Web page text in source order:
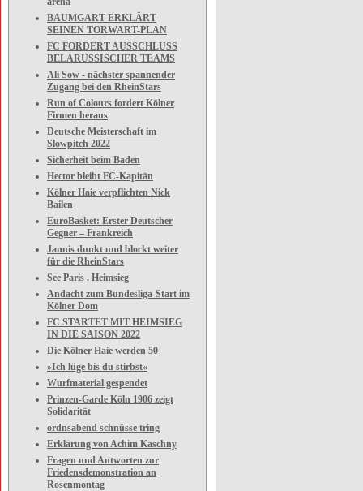
BAUMGART ERKLÄRT
SEINEN TORWART-PLAN
FC FORDERT AUSSCHLUSS
BELARUSSISCHER TEAMS
Ali Sow - nächster spannender
Zugang bei den RheinStars
Run of Colours fordert Kölner
Firmen heraus
Deutsche Meisterschaft im
Slowpitch 2022
Sicherheit beim Baden
Hector bleibt FC-Kapitän
Kölner Haie verpflichten Nick
Bailen
EuroBasket: Erster Deutscher
Gegner – Frankreich
Jannis dunkt und blockt weiter
für die RheinStars
See Paris . Heimsieg
Andacht zum Bundesliga-Start im
Kölner Dom
FC STARTET MIT HEIMSIEG
IN DIE SAISON 2022
Die Kölner Haie werden 50
»Ich lüge bis du stirbst«
Wurfmaterial gespendet
Prinzen-Garde Köln 1906 zeigt
Solidarität
ordnsabend schnüsse tring
Erklärung von Achim Kaschny
Fragen und Antworten zur
Friedensdemonstration an
Rosenmontag